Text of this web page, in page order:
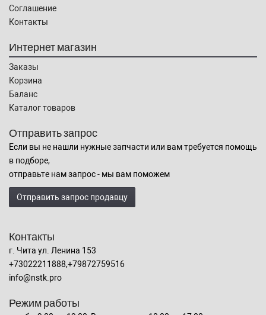
Соглашение
Контакты
Интернет магазин
Заказы
Корзина
Баланс
Каталог товаров
Отправить запрос
Если вы не нашли нужные запчасти или вам требуется помощь
в подборе,
отправьте нам запрос - мы вам поможем
Отправить запрос продавцу
Контакты
г. Чита ул. Ленина 153
+73022211888,+79872759516
info@nstk.pro
Режим работы